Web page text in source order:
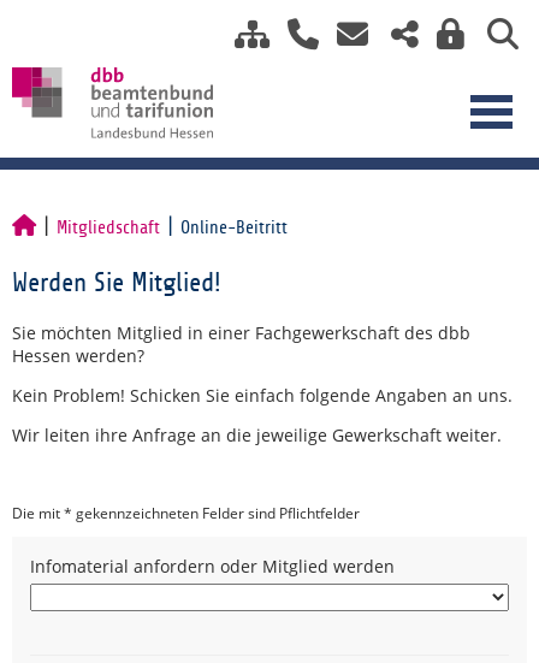
Mitgliedschaft Online-Beitritt
Werden Sie Mitglied!
Sie möchten Mitglied in einer Fachgewerkschaft des dbb
Hessen werden?
Kein Problem! Schicken Sie einfach folgende Angaben an uns.
Wir leiten ihre Anfrage an die jeweilige Gewerkschaft weiter.
Die mit * gekennzeichneten Felder sind Pflichtfelder
Infomaterial anfordern oder Mitglied werden